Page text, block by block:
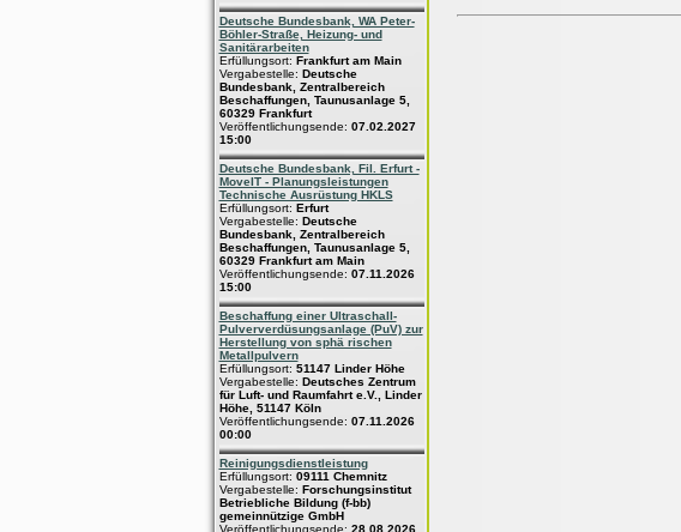
Deutsche Bundesbank, WA Peter-
Böhler-Straße, Heizung- und
Sanitärarbeiten
Erfüllungsort: Frankfurt am Main
Vergabestelle: Deutsche
Bundesbank, Zentralbereich
Beschaffungen, Taunusanlage 5,
60329 Frankfurt
Veröffentlichungsende: 07.02.2027
15:00
Deutsche Bundesbank, Fil. Erfurt -
MoveIT - Planungsleistungen
Technische Ausrüstung HKLS
Erfüllungsort: Erfurt
Vergabestelle: Deutsche
Bundesbank, Zentralbereich
Beschaffungen, Taunusanlage 5,
60329 Frankfurt am Main
Veröffentlichungsende: 07.11.2026
15:00
Beschaffung einer Ultraschall-
Pulververdüsungsanlage (PuV) zur
Herstellung von sphä rischen
Metallpulvern
Erfüllungsort: 51147 Linder Höhe
Vergabestelle: Deutsches Zentrum
für Luft- und Raumfahrt e.V., Linder
Höhe, 51147 Köln
Veröffentlichungsende: 07.11.2026
00:00
Reinigungsdienstleistung
Erfüllungsort: 09111 Chemnitz
Vergabestelle: Forschungsinstitut
Betriebliche Bildung (f-bb)
gemeinnützige GmbH
Veröffentlichungsende: 28.08.2026